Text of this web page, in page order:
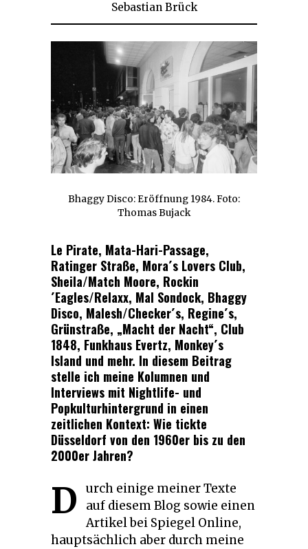
Sebastian Brück
Bhaggy Disco: Eröffnung 1984. Foto:
Thomas Bujack
Le Pirate, Mata-Hari-Passage,
Ratinger Straße, Mora´s Lovers Club,
Sheila/Match Moore, Rockin
´Eagles/Relaxx, Mal Sondock, Bhaggy
Disco, Malesh/Checker´s, Regine´s,
Grünstraße, „Macht der Nacht“, Club
1848, Funkhaus Evertz, Monkey´s
Island und mehr. In diesem Beitrag
stelle ich meine Kolumnen und
Interviews mit Nightlife- und
Popkulturhintergrund in einen
zeitlichen Kontext: Wie tickte
Düsseldorf von den 1960er bis zu den
2000er Jahren?
D
urch einige meiner Texte
auf diesem Blog sowie einen
Artikel bei Spiegel Online,
hauptsächlich aber durch meine